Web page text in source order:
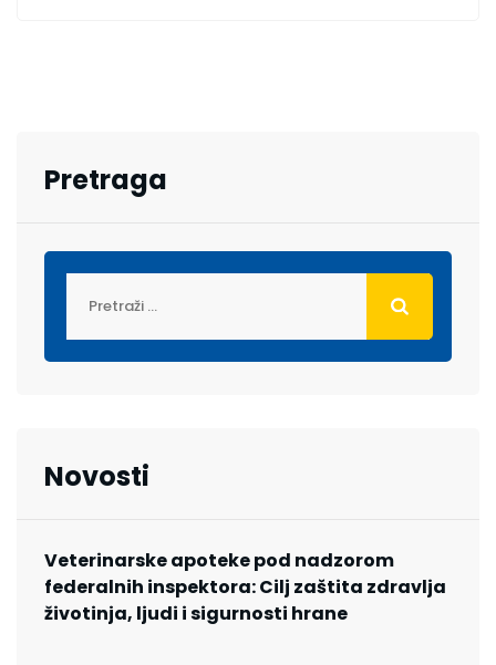
Pretraga
Novosti
Veterinarske apoteke pod nadzorom
federalnih inspektora: Cilj zaštita zdravlja
životinja, ljudi i sigurnosti hrane